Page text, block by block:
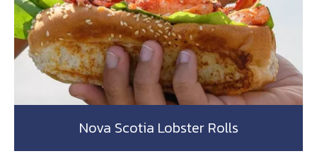
Nova Scotia Lobster Rolls